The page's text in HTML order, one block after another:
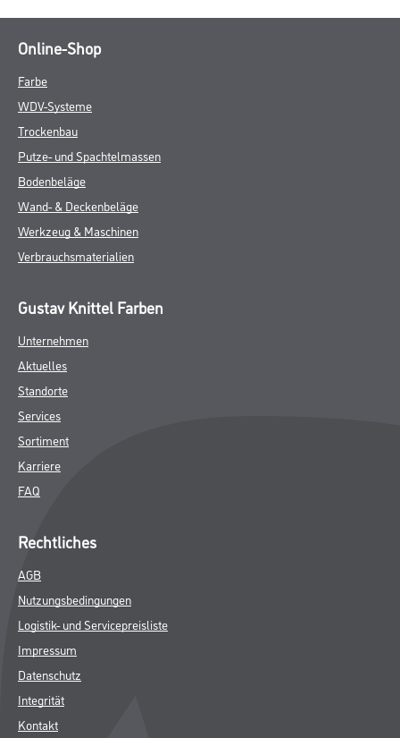
Online-Shop
Farbe
WDV-Systeme
Trockenbau
Putze- und Spachtelmassen
Bodenbeläge
Wand- & Deckenbeläge
Werkzeug & Maschinen
Verbrauchsmaterialien
Gustav Knittel Farben
Unternehmen
Aktuelles
Standorte
Services
Sortiment
Karriere
FAQ
Rechtliches
AGB
Nutzungsbedingungen
Logistik- und Servicepreisliste
Impressum
Datenschutz
Integrität
Kontakt